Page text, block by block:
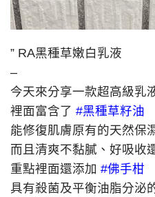
” RA黑種草嫩白乳液
–
今天來分享一款超高級乳
裡面富含了 #黑種草籽油
能修復肌膚原有的天然保
而且清爽不黏膩、好吸收
重點裡面還添加 #佛手柑
具有殺菌及平衡油脂分泌